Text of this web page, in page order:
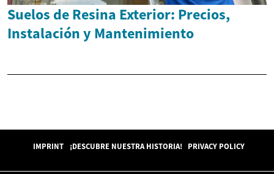
Suelos de Resina Exterior: Precios,
Instalación y Mantenimiento
IMPRINT ¡DESCUBRE NUESTRA HISTORIA! PRIVACY POLICY